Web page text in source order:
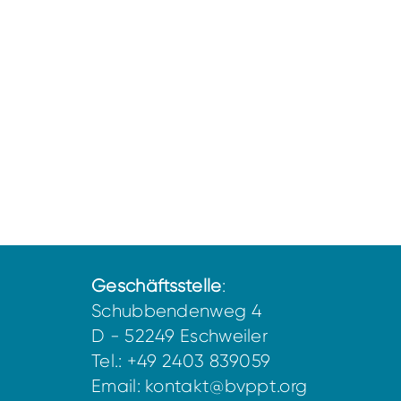
Geschäftsstelle:
Schubbendenweg 4
D - 52249 Eschweiler
Tel.: +49 2403 839059
Email: kontakt@bvppt.org